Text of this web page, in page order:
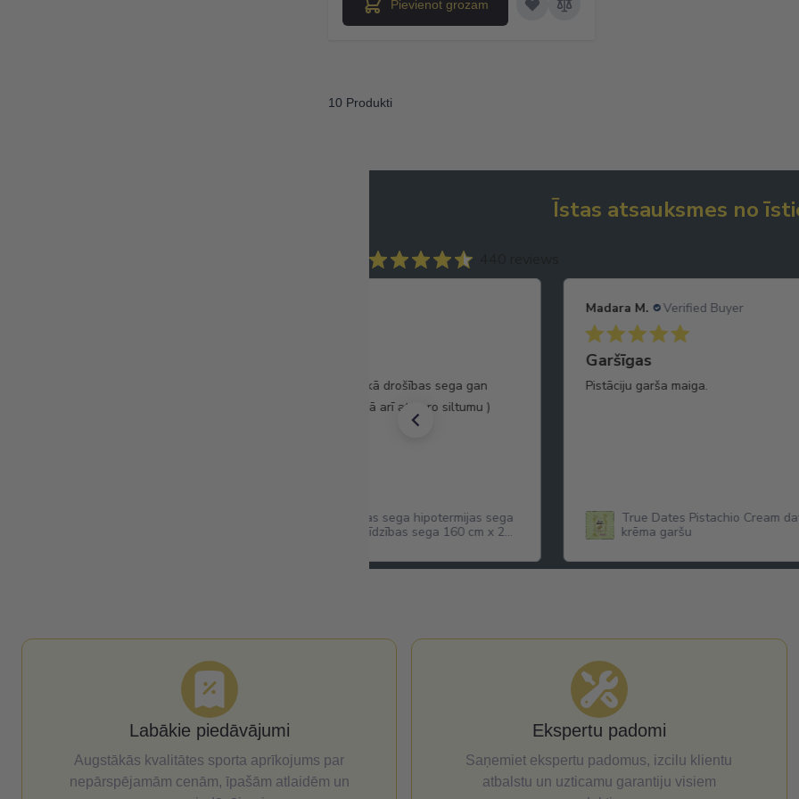
Pievienot grozam
10 Produkti
Īstas atsauksmes no
Ļoti liela izmēra. Noder gan kā drošības sega gan
citiem projektiem (karstā laikā arī atstaro siltumu )
Folija sega izdzīvošanas sega hipotermijas sega
termo sega pirmās palīdzības sega 160 cm x 210
Madara M. Verified Buyer
Garšīgas
Pistāciju garša maiga.
True Dates Pistachio Cream
krēma garšu
Labākie piedāvājumi
Augstākās kvalitātes sporta aprīkojums par
nepārspējamām cenām, īpašām atlaidēm un
Ekspertu padomi
Saņemiet ekspertu padomus, izcilu klientu
atbalstu un uzticamu garantiju visiem